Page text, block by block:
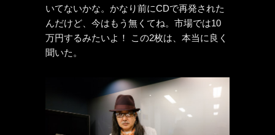
いてないかな。かなり前にCDで再発された
んだけど、今はもう無くてね。市場では10
万円するみたいよ！ この2枚は、本当に良く
聞いた。